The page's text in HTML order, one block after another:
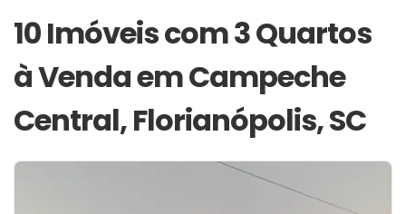
10 Imóveis com 3 Quartos
à Venda em Campeche
Central, Florianópolis, SC